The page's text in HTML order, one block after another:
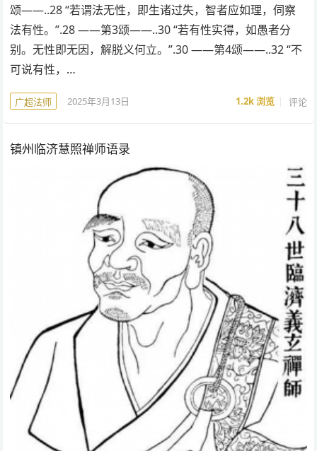
颂——..28 “若谓法无性，即生诸过失，智者应如理，伺察
法有性。”.28 ——第3颂——..30 “若有性实得，如愚者分
别。无性即无因，解脱义何立。”.30 ——第4颂——..32 “不
可说有性，…
广超法师 2025年3月13日 1.2k浏览 评论
镇州临济慧照禅师语录